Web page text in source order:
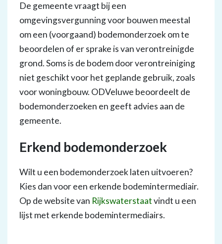
De gemeente vraagt bij een
omgevingsvergunning voor bouwen meestal
om een (voorgaand) bodemonderzoek om te
beoordelen of er sprake is van verontreinigde
grond. Soms is de bodem door verontreiniging
niet geschikt voor het geplande gebruik, zoals
voor woningbouw. ODVeluwe beoordeelt de
bodemonderzoeken en geeft advies aan de
gemeente.
Erkend bodemonderzoek
Wilt u een bodemonderzoek laten uitvoeren?
Kies dan voor een erkende bodemintermediair.
Op de website van Rijkswaterstaatvindt u een
lijst met erkende bodemintermediairs.